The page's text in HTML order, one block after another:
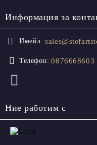
Информация за
Имейл:
Телефон: 0876668603
Ние работим с